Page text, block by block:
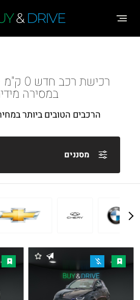
בְּאֲתָר
הַמְּסַיַּעַת
הָאֲתָר.
&DRIVE
רכישת
במסירה
הרכבים הטובים ביותר
מסננים